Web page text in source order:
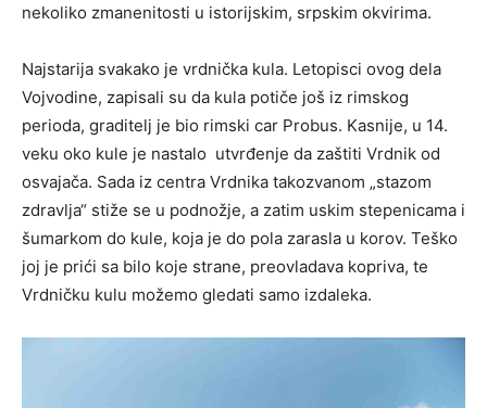
nekoliko zmanenitosti u istorijskim, srpskim okvirima.
Najstarija svakako je vrdnička kula. Letopisci ovog dela
Vojvodine, zapisali su da kula potiče još iz rimskog
perioda, graditelj je bio rimski car Probus. Kasnije, u 14.
veku oko kule je nastalo utvrđenje da zaštiti Vrdnik od
osvajača. Sada iz centra Vrdnika takozvanom „stazom
zdravlja“ stiže se u podnožje, a zatim uskim stepenicama i
šumarkom do kule, koja je do pola zarasla u korov. Teško
joj je prići sa bilo koje strane, preovladava kopriva, te
Vrdničku kulu možemo gledati samo izdaleka.